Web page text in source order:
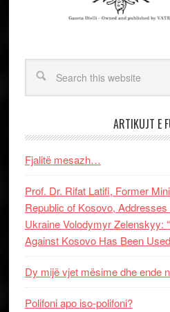
ARTIKUJT E
Fjalitë mesazh…
Prof. Dr. Rifat Latifi, Former
Republic of Kosovo,
Ukraine Volodymyr Zelenskyy:
Against Kosovo Has Been
Dy mijë vjet mësime dhe ende
Polifoni apo iso-polifoni?